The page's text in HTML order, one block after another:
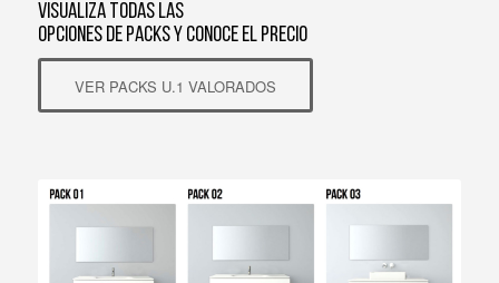
VISUALIZA TODAS LAS
OPCIONES DE PACKS Y CONOCE EL PRECIO
VER PACKS U.1 VALORADOS